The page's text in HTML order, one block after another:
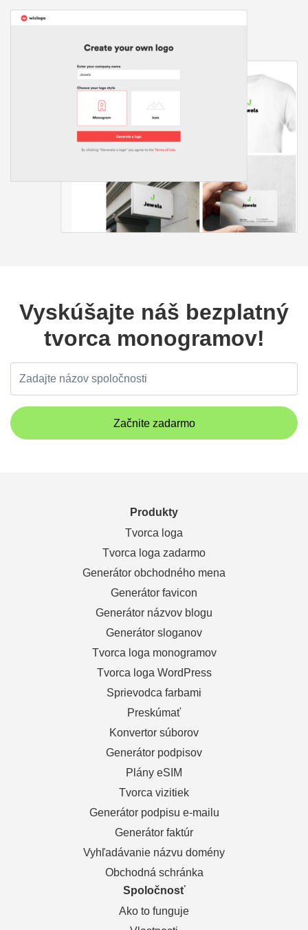
Vyskúšajte náš bezplatný
tvorca monogramov!
Začnite zadarmo
Produkty
Tvorca loga
Tvorca loga zadarmo
Generátor obchodného mena
Generátor favicon
Generátor názvov blogu
Generátor sloganov
Tvorca loga monogramov
Tvorca loga WordPress
Sprievodca farbami
Preskúmať
Konvertor súborov
Generátor podpisov
Plány eSIM
Tvorca vizitiek
Generátor podpisu e-mailu
Generátor faktúr
Vyhľadávanie názvu domény
Obchodná schránka
Spoločnosť
Ako to funguje